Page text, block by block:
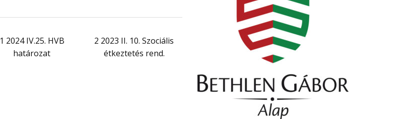
1 2024 IV.25. HVB
határozat
2 2023 II. 10. Szociális
étkeztetés rend.